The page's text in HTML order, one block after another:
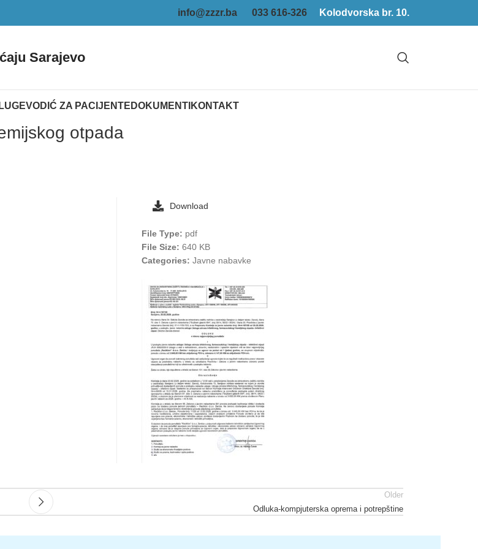
info@zzzr.ba 033 616-326 Kolodvorska br. 10.
Sarajevo
VODIĆ ZA PACIJENTE DOKUMENTI KONTAKT
otpada
Download
File Type: pdf
File Size:640 KB
Categories:Javne nabavke
Older
Odluka-kompjuterska oprema i potrepštine